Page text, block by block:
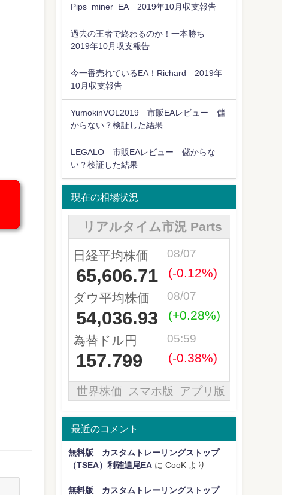
Pips_miner_EA 2019年10月収支報告
過去の王者で終わるのか！一本勝ち
2019年10月収支報告
今一番売れているEA！Richard 2019年
10月収支報告
YumokinVOL2019 市販EAレビュー 儲
からない？検証した結果
LEGALO 市販EAレビュー 儲からな
い？検証した結果
現在の相場状況
最近のコメント
無料版 カスタムトレーリングストップ
（TSEA）利確追尾EA に CooKより
無料版 カスタムトレーリングストップ